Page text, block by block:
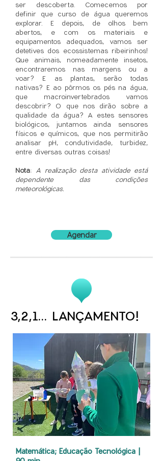
ser descoberta. Comecemos por
definir que curso de água queremos
explorar. E depois, de olhos bem
abertos, e com os materiais e
equipamentos adequados, vamos ser
detetives dos ecossistemas ribeirinhos!
Que animais, nomeadamente insetos,
encontraremos nas margens ou a
voar? E as plantas, serão todas
nativas? E ao pôrmos os pés na água,
que macroinvertebrados vamos
descobrir? O que nos dirão sobre a
qualidade da água? A estes sensores
biológicos, juntamos ainda sensores
físicos e químicos, que nos permitirão
analisar pH, condutividade, turbidez,
entre diversas outras coisas!
Nota: A realização desta atividade está
dependente das condições
meteorológicas.
Agendar
3,2,1... LANÇAMENTO!
Matemática; Educação Tecnológica |